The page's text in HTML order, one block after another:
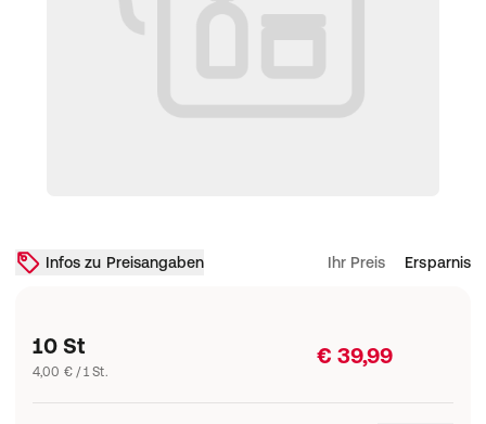
Infos zu Preisangaben Ihr Preis Ersparnis
10 St
4,00 € / 1 St.
€ 39,99